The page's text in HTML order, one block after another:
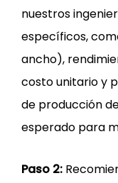
nuestros
específicos,
ancho),
costo unitario y
de producción
esperado para
Paso 2: